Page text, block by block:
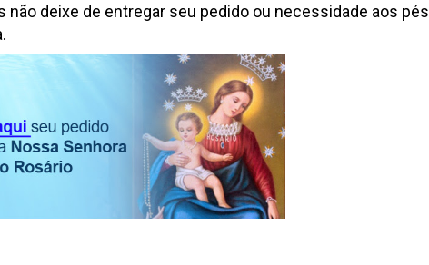
não deixe de entregar seu pedido ou necessidade aos pés